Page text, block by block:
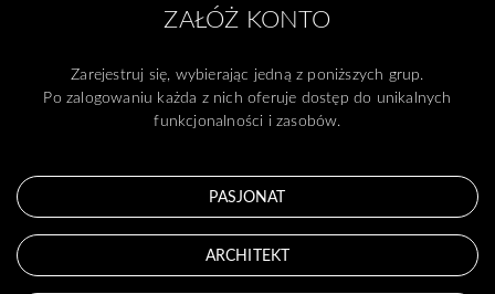
ZAŁÓŻ KONTO
Zarejestruj się, wybierając jedną z poniższych grup.
Po zalogowaniu każda z nich oferuje dostęp do unikalnych
funkcjonalności i zasobów.
PASJONAT
ARCHITEKT